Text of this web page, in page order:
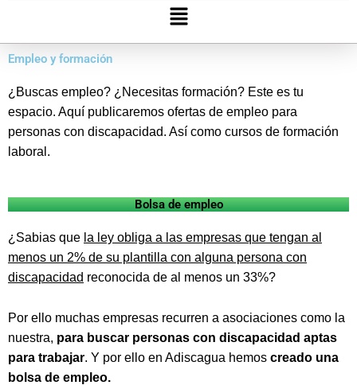
Menú
Empleo y formación
¿Buscas empleo? ¿Necesitas formación? Este es tu
espacio. Aquí publicaremos ofertas de empleo para
personas con discapacidad. Así como cursos de formación
laboral.
Bolsa de empleo
¿Sabias que la ley obliga a las empresas que tengan al
menos un 2% de su plantilla con alguna persona con
discapacidad reconocida de al menos un 33%?
Por ello muchas empresas recurren a asociaciones como la
nuestra, para buscar personas con discapacidad aptas
para trabajar. Y por ello en Adiscagua hemos creado una
bolsa de empleo.